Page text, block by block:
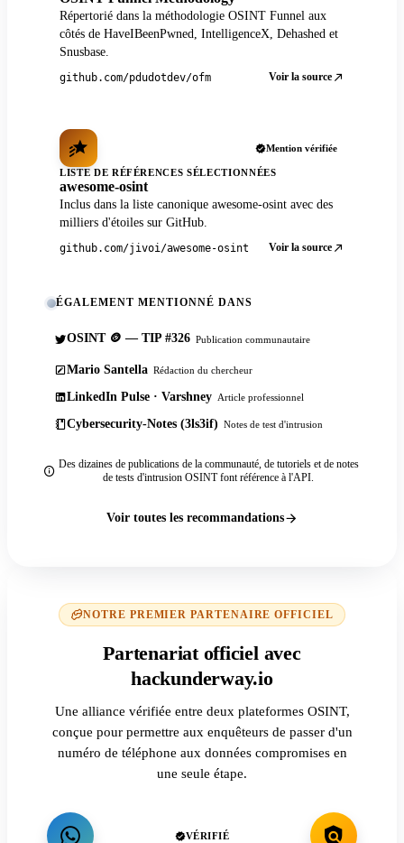
Répertorié dans la méthodologie OSINT Funnel aux
côtés de HaveIBeenPwned, IntelligenceX, Dehashed et
Snusbase.
github.com/pdudotdev/ofm Voir la source
Mention vérifiée
LISTE DE RÉFÉRENCES SÉLECTIONNÉES
awesome-osint
Inclus dans la liste canonique awesome-osint avec des
milliers d'étoiles sur GitHub.
github.com/jivoi/awesome-osint Voir la source
ÉGALEMENT MENTIONNÉ DANS
OSINT 🪙 — TIP #326 Publication communautaire
Mario Santella Rédaction du chercheur
LinkedIn Pulse · Varshney Article professionnel
Cybersecurity-Notes (3ls3if) Notes de test d'intrusion
Des dizaines de publications de la communauté, de tutoriels et de notes
de tests d'intrusion OSINT font référence à l'API.
Voir toutes les recommandations
NOTRE PREMIER PARTENAIRE OFFICIEL
Partenariat officiel avec
hackunderway.io
Une alliance vérifiée entre deux plateformes OSINT,
conçue pour permettre aux enquêteurs de passer d'un
numéro de téléphone aux données compromises en
une seule étape.
VÉRIFIÉ